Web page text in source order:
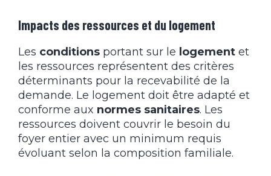
Impacts des ressources et du logement
Les conditions portant sur le logement et
les ressources représentent des critères
déterminants pour la recevabilité de la
demande. Le logement doit être adapté et
conforme aux normes sanitaires. Les
ressources doivent couvrir le besoin du
foyer entier avec un minimum requis
évoluant selon la composition familiale.